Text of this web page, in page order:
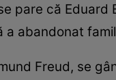
pare că
a abandonat
Freud, se